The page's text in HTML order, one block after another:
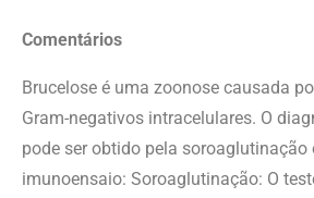
Comentários
Brucelose é uma zoonose causada
Gram-negativos intracelulares. O
pode ser obtido pela soroaglutinação
imunoensaio: Soroaglutinação: O